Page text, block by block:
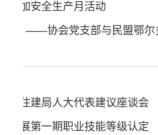
参加安全生产月活动
市住建局人大代表建议座谈会
开展第一期职业技能等级认定